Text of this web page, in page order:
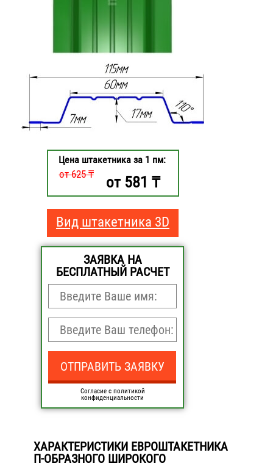
Цена штакетника за 1 пм:
от 625 ₸ от 581₸
Вид штакетника 3D
ЗАЯВКА НА
БЕСПЛАТНЫЙ РАСЧЕТ
Согласие с политикой
конфиденциальности
ХАРАКТЕРИСТИКИ ЕВРОШТАКЕТНИКА
П-ОБРАЗНОГО ШИРОКОГО